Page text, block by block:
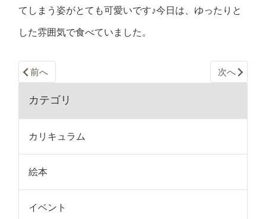
てしまう姿がとても可愛いです♪今日は、ゆったりと
した雰囲気で食べていました。
前へ 次へ
カテゴリ
カリキュラム
絵本
イベント